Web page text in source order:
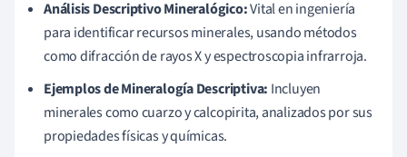
Análisis Descriptivo Mineralógico:Vital en ingeniería
para identificar recursos minerales, usando métodos
como difracción de rayos X y espectroscopia infrarroja.
Ejemplos de Mineralogía Descriptiva: Incluyen
minerales como cuarzo y calcopirita, analizados por sus
propiedades físicas y químicas.